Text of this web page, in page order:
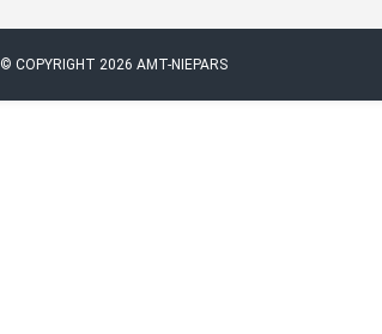
© COPYRIGHT 2026 AMT-NIEPARS